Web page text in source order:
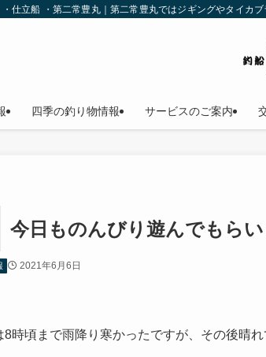
仕立船 ・第二常豊丸｜第二常豊丸ではジギングやタイカ
四季の釣り物情報 サービスのご案内
今日ものんびり遊んでもらい
2021年6月6日
8時頃まで雨降り寒かったですが、その後晴れ